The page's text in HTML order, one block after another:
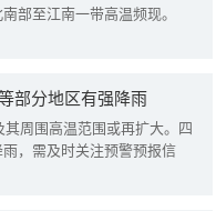
部至江南一带高温频现。
部分地区有强降雨
周围高温范围或再扩大。四
，需及时关注预警预报信